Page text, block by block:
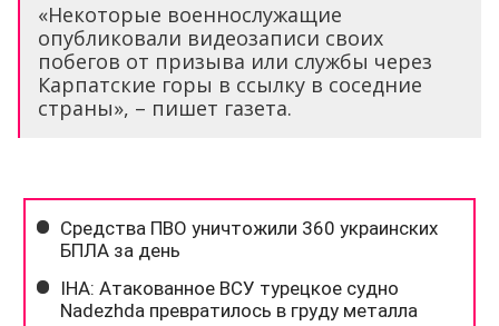
«Некоторые военнослужащие
опубликовали видеозаписи своих
побегов от призыва или службы через
Карпатские горы в ссылку в соседние
страны», – пишет газета.